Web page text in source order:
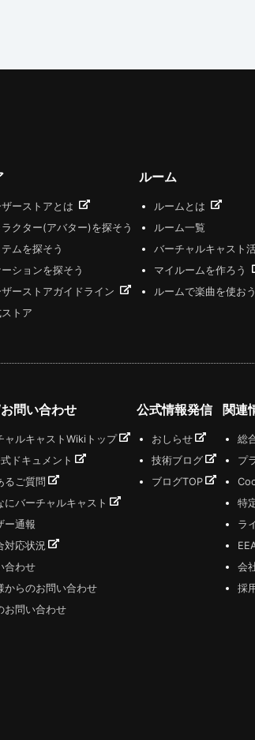
ザーストアとは
クター(アバター)を探そう
ムを探そう
ーションを探そう
ザーストアガイドライン
トア
ルーム
ルームとは
ルーム一覧
バーチャルキャスト
マイルームを作ろう
ルームで楽曲を使おう
問い合わせ
ャルキャストWikiトップ
ドキュメント
るご質問
にバーチャルキャスト
ー通報
対応状況
合わせ
からのお問い合わせ
お問い合わせ
公式情報発信
おしらせ
技術ブログ
ブログTOP
関連
総
プ
特
ラ
会
採